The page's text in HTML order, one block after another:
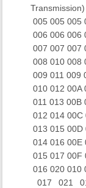
Transmission)
005 005 005
006 006 006
007 007 007
008 010 008
009 011 009
010 012
011 013 00B
012 014
013 015
014 016
015 017 00F
016 020 010
017 021